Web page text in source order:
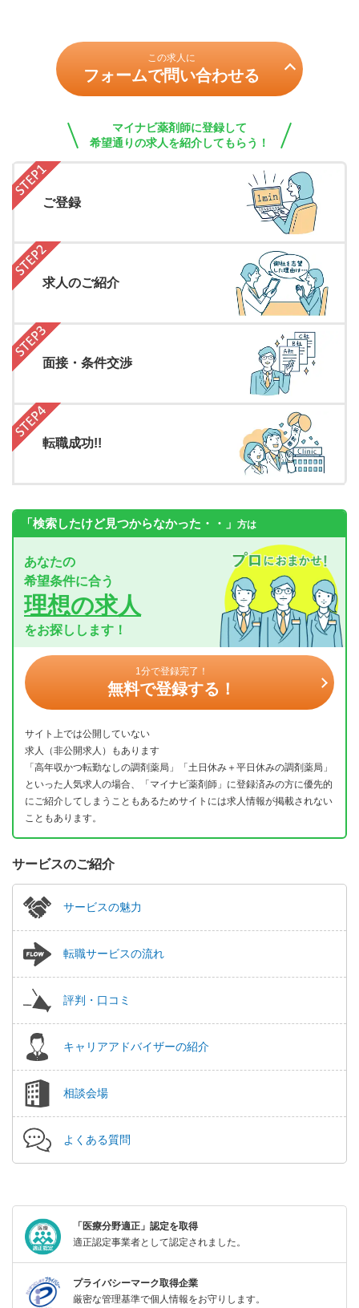
この求人に
フォームで問い合わせる
マイナビ薬剤師に登録して
希望通りの求人を紹介してもらう！
ご登録
求人のご紹介
面接・条件交渉
転職成功!!
「検索したけど見つからなかった・・」 方は
あなたの
希望条件に合う
理想の求人
をお探しします！
1分で登録完了！
無料で登録する！
サイト上では公開していない
求人（非公開求人）もあります
「高年収かつ転勤なしの調剤薬局」「土日休み＋平日休みの調剤薬局」
といった人気求人の場合、「マイナビ薬剤師」に登録済みの方に優先的
にご紹介してしまうこともあるためサイトには求人情報が掲載されない
こともあります。
サービスのご紹介
サービスの魅力
転職サービスの流れ
評判・口コミ
キャリアアドバイザーの紹介
相談会場
よくある質問
「医療分野適正」認定を取得
適正認定事業者として認定されました。
プライバシーマーク取得企業
厳密な管理基準で個人情報をお守りします。